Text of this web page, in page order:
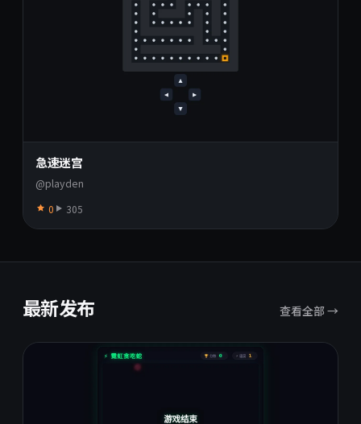
急速迷宫
@playden
0 305
最新发布 查看全部 →